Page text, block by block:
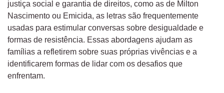
justiça social e garantia de direitos, como as de Milton
Nascimento ou Emicida, as letras são frequentemente
usadas para estimular conversas sobre desigualdade e
formas de resistência. Essas abordagens ajudam as
famílias a refletirem sobre suas próprias vivências e a
identificarem formas de lidar com os desafios que
enfrentam.